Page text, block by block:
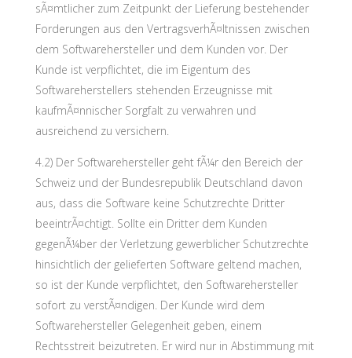
sÃ¤mtlicher zum Zeitpunkt der Lieferung bestehender
Forderungen aus den VertragsverhÃ¤ltnissen zwischen
dem Softwarehersteller und dem Kunden vor. Der
Kunde ist verpflichtet, die im Eigentum des
Softwareherstellers stehenden Erzeugnisse mit
kaufmÃ¤nnischer Sorgfalt zu verwahren und
ausreichend zu versichern.
4.2) Der Softwarehersteller geht fÃ¼r den Bereich der
Schweiz und der Bundesrepublik Deutschland davon
aus, dass die Software keine Schutzrechte Dritter
beeintrÃ¤chtigt. Sollte ein Dritter dem Kunden
gegenÃ¼ber der Verletzung gewerblicher Schutzrechte
hinsichtlich der gelieferten Software geltend machen,
so ist der Kunde verpflichtet, den Softwarehersteller
sofort zu verstÃ¤ndigen. Der Kunde wird dem
Softwarehersteller Gelegenheit geben, einem
Rechtsstreit beizutreten. Er wird nur in Abstimmung mit